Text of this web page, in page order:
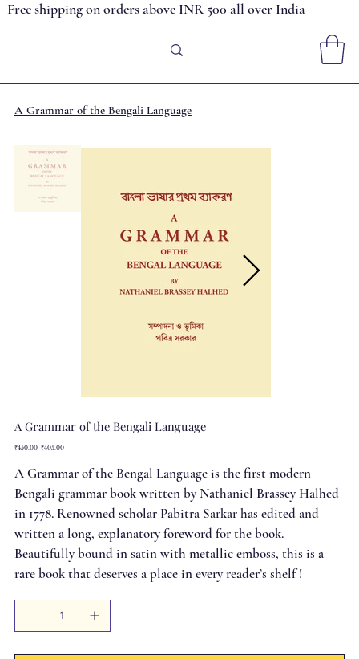
Free shipping on orders above INR 500 all over India
A Grammar of the Bengali Language
A Grammar of the Bengali Language
Original
₹450.00 Sale
₹405.00
A Grammar of the Bengal Language is the first modern
Bengali grammar book written by Nathaniel Brassey Halhed
in 1778. Renowned scholar Pabitra Sarkar has edited and
written a long, explanatory foreword for the book.
Beautifully bound in satin with metallic emboss, this is a
rare book that deserves a place in every reader’s shelf !